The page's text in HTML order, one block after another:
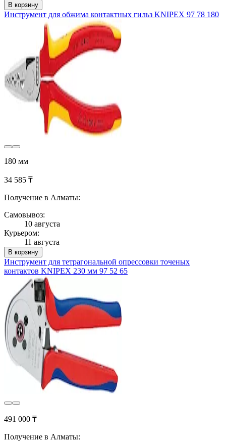
В корзину
Инструмент для обжима контактных гильз KNIPEX 97 78 180
180 мм
34 585 ₸
Получение в Алматы:
Самовывоз:
10 августа
Курьером:
11 августа
В корзину
Инструмент для тетрагональной опрессовки точеных
контактов KNIPEX 230 мм 97 52 65
491 000 ₸
Получение в Алматы: